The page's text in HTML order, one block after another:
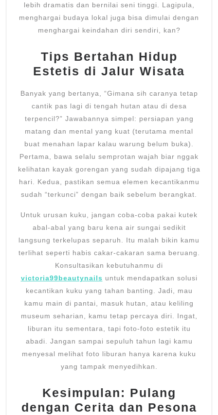
lebih dramatis dan bernilai seni tinggi. Lagipula,
menghargai budaya lokal juga bisa dimulai dengan
menghargai keindahan diri sendiri, kan?
Tips Bertahan Hidup
Estetis di Jalur Wisata
Banyak yang bertanya, “Gimana sih caranya tetap
cantik pas lagi di tengah hutan atau di desa
terpencil?” Jawabannya simpel: persiapan yang
matang dan mental yang kuat (terutama mental
buat menahan lapar kalau warung belum buka).
Pertama, bawa selalu semprotan wajah biar nggak
kelihatan kayak gorengan yang sudah dipajang tiga
hari. Kedua, pastikan semua elemen kecantikanmu
sudah “terkunci” dengan baik sebelum berangkat.
Untuk urusan kuku, jangan coba-coba pakai kutek
abal-abal yang baru kena air sungai sedikit
langsung terkelupas separuh. Itu malah bikin kamu
terlihat seperti habis cakar-cakaran sama beruang.
Konsultasikan kebutuhanmu di
victoria99beautynails untuk mendapatkan solusi
kecantikan kuku yang tahan banting. Jadi, mau
kamu main di pantai, masuk hutan, atau keliling
museum seharian, kamu tetap percaya diri. Ingat,
liburan itu sementara, tapi foto-foto estetik itu
abadi. Jangan sampai sepuluh tahun lagi kamu
menyesal melihat foto liburan hanya karena kuku
yang tampak menyedihkan.
Kesimpulan: Pulang
dengan Cerita dan Pesona